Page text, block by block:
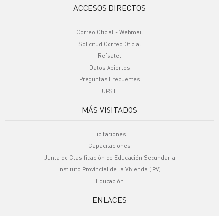
ACCESOS DIRECTOS
Correo Oficial - Webmail
Solicitud Correo Oficial
Refsatel
Datos Abiertos
Preguntas Frecuentes
UPSTI
MÁS VISITADOS
Licitaciones
Capacitaciones
Junta de Clasificación de Educación Secundaria
Instituto Provincial de la Vivienda (IPV)
Educación
ENLACES